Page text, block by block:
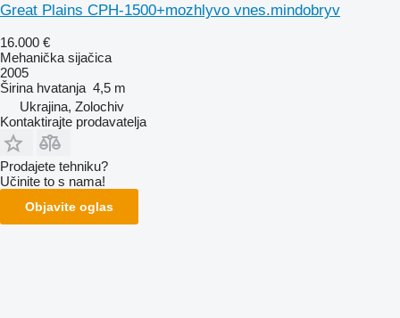
Great Plains CPH-1500+mozhlyvo vnes.mindobryv
16.000 €
Mehanička sijačica
2005
Širina hvatanja 4,5 m
Ukrajina, Zolochiv
Kontaktirajte prodavatelja
Prodajete tehniku?
Učinite to s nama!
Objavite oglas